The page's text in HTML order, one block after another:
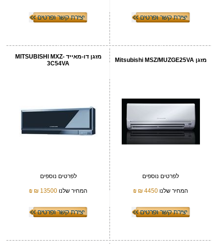
מזגן Mitsubishi MSZ/MUZGE25VA
לפרטים נוספים
המחיר שלנו 4450 ₪
₪
מזגן דו-מאייד MITSUBISHI MXZ-
3C54VA
לפרטים נוספים
המחיר שלנו 13500 ₪
₪